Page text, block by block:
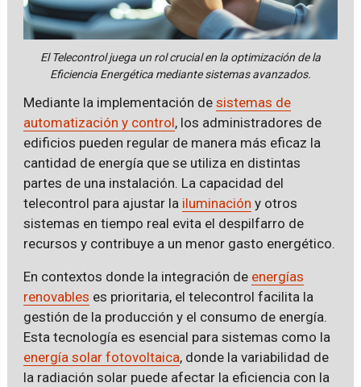
El Telecontrol juega un rol crucial en la optimización de la
Eficiencia Energética mediante sistemas avanzados.
Mediante la implementación de sistemas de
automatización y control, los administradores de
edificios pueden regular de manera más eficaz la
cantidad de energía que se utiliza en distintas
partes de una instalación. La capacidad del
telecontrol para ajustar la iluminación y otros
sistemas en tiempo real evita el despilfarro de
recursos y contribuye a un menor gasto energético.
En contextos donde la integración de energías
renovables es prioritaria, el telecontrol facilita la
gestión de la producción y el consumo de energía.
Esta tecnología es esencial para sistemas como la
energía solar fotovoltaica, donde la variabilidad de
la radiación solar puede afectar la eficiencia con la